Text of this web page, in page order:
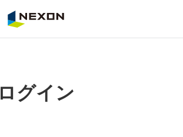
ログイン